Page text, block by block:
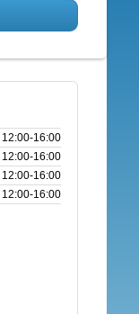
12:00‑16:00
12:00‑16:00
12:00‑16:00
12:00‑16:00